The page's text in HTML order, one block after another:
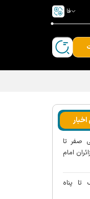
فا
صفر تا
امام
پناه